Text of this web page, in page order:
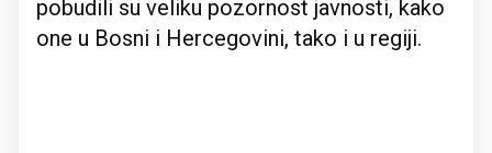
pobudili su veliku pozornost javnosti, kako
one u Bosni i Hercegovini, tako i u regiji.